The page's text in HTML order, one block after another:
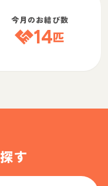
今月のお結び数
14匹
す